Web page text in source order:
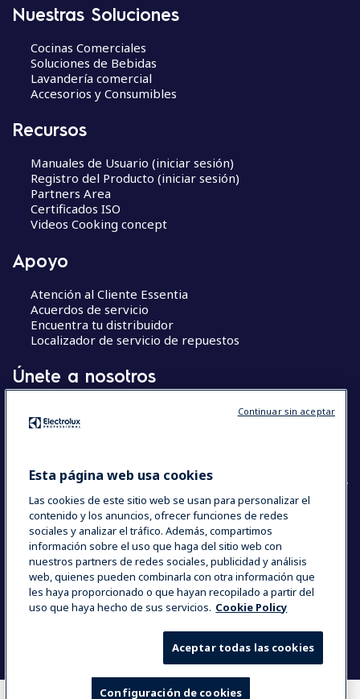
Nuestras Soluciones
Cocinas Comerciales
Soluciones de Bebidas
Lavandería comercial
Accesorios y Consumibles
Recursos
Manuales de Usuario (iniciar sesión)
Registro del Producto (iniciar sesión)
Partners Area
Certificados ISO
Videos Cooking concept
Apoyo
Atención al Cliente Essentia
Acuerdos de servicio
Encuentra tu distribuidor
Localizador de servicio de repuestos
Únete a nosotros
Chef’s Hub
COUNTRY AND LANGUAGE
SU SELECCIÓN: ESPAÑA
Data Privacy Statement
Cookie Policy
Términos y Condiciones
Esta página web usa cookies
Las cookies de este sitio web se usan para personalizar el
contenido y los anuncios, ofrecer funciones de redes
sociales y analizar el tráfico. Además, compartimos
información sobre el uso que haga del sitio web con
nuestros partners de redes sociales, publicidad y análisis
web, quienes pueden combinarla con otra información que
les haya proporcionado o que hayan recopilado a partir del
uso que haya hecho de sus servicios. Cookie Policy
Aceptar todas las cookies
Configuración de cookies
Continuar sin aceptar